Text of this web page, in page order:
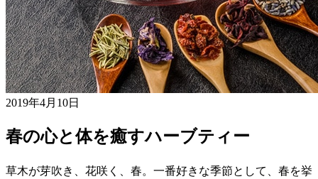
2019年4月10日
春の心と体を癒すハーブティー
草木が芽吹き、花咲く、春。一番好きな季節として、春を挙